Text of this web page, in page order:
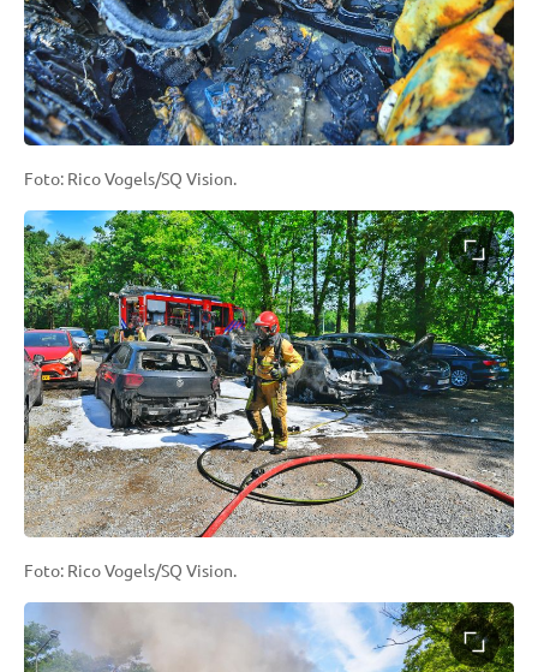
Foto: Rico Vogels/SQ Vision.
Foto: Rico Vogels/SQ Vision.